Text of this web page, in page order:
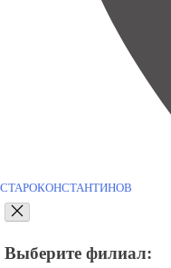
СТАРОКОНСТАНТИНОВ
Выберите филиал: